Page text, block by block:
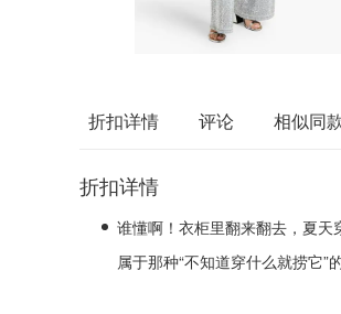
折扣详情 评论 相似同
折扣详情
谁懂啊！衣柜里翻来翻去，夏天
属于那种“不知道穿什么就捞它